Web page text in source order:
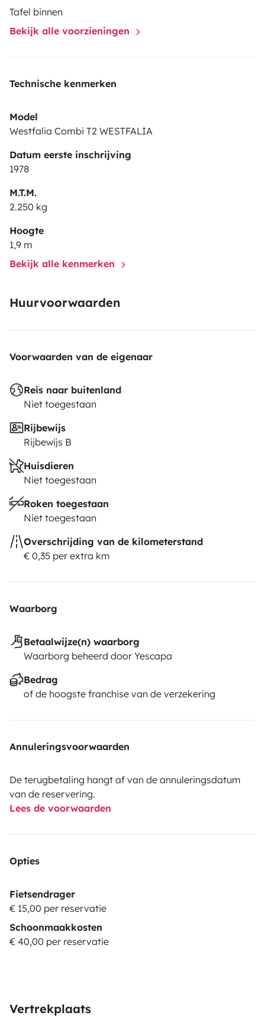
Tafel binnen
Bekijk alle voorzieningen
Technische kenmerken
Model
Westfalia Combi T2 WESTFALIA
Datum eerste inschrijving
1978
M.T.M.
2.250 kg
Hoogte
1,9 m
Bekijk alle kenmerken
Huurvoorwaarden
Voorwaarden van de eigenaar
Reis naar buitenland
Niet toegestaan
Rijbewijs
Rijbewijs B
Huisdieren
Niet toegestaan
Roken toegestaan
Niet toegestaan
Overschrijding van de kilometerstand
€ 0,35 per extra km
Waarborg
Betaalwijze(n) waarborg
Waarborg beheerd door Yescapa
Bedrag
of de hoogste franchise van de verzekering
Annuleringsvoorwaarden
De terugbetaling hangt af van de annuleringsdatum
van de reservering.
Lees de voorwaarden
Opties
Fietsendrager
€ 15,00 per reservatie
Schoonmaakkosten
€ 40,00 per reservatie
Vertrekplaats